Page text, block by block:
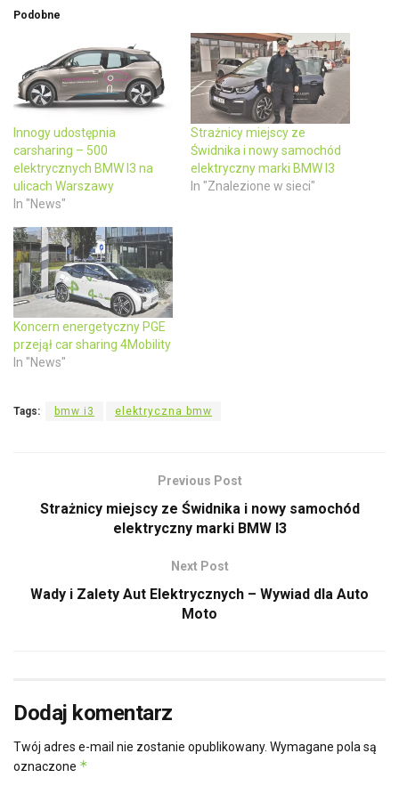
w
e
r
(
O
p
n
s
i
n
n
e
w
w
n
d
o
w
b
o
k
(
O
e
n
s
i
n
n
i
n
d
o
w
)
Podobne
Innogy udostępnia
carsharing – 500
elektrycznych BMW I3 na
ulicach Warszawy
In "News"
Strażnicy miejscy ze
Świdnika i nowy samochód
elektryczny marki BMW I3
In "Znalezione w sieci"
Koncern energetyczny PGE
przejął car sharing 4Mobility
In "News"
Tags: bmw i3 elektryczna bmw
Previous Post
Strażnicy miejscy ze Świdnika i nowy samochód
elektryczny marki BMW I3
Next Post
Wady i Zalety Aut Elektrycznych – Wywiad dla Auto
Moto
Dodaj komentarz
Twój adres e-mail nie zostanie opublikowany. Wymagane pola są
oznaczone *